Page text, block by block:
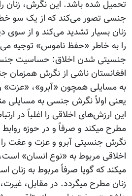
تحمیل شده باشد. این نگرش، زنان
جنسی تصور می‌کند که از یک سو
زنان بسیار تشدید می‌کند و از سوی
را به خاطر «حفظ ناموس» توجیه
جنسیتی شدن اخلاق: حساسیت
افغانستان ناشی از نگرش
به مسایلی همچون «آبرو»،
یعنی اولاً نگرش جنسی به مسایلی
این ارزش‌های اخلاقی را اغلباً در
نگرش جنسیتی آبرو و عزت و عفت
اخلاقی مربوط به «نوع انسان»
می‫کند که گویا صرفاً مربوط به زنان
زنان مطرح می‫گردد. در